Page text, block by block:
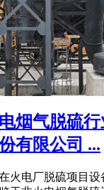
烟气脱硫
有限公司 ...
火电厂脱硫项目设